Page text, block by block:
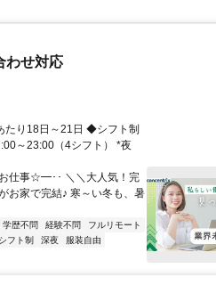
わせ対応
たり18日～21日 ◆シフト制
～23:00（4シフト） *夜
仕事☆━･･ ＼＼大人気！完
お家で完結♪ 寒～い冬も、暑
学歴不問 経験不問
フルリモート
シフト制 深夜
服装自由